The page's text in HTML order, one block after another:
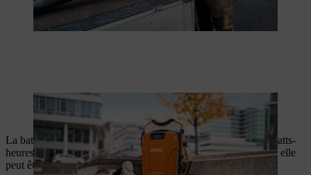
La batterie professionnelle STIHL AR 3000 L est particulièrement
puissante.
La batterie professionnelle STIHL AR 2000 L fournit 1 015 watts-
heures grâce aux 60 cellules de batterie. D’un poids de 7,4 kg, elle
peut être portée sur le dos et offre ainsi un grand confort.